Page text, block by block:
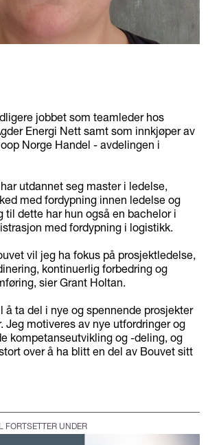
jobbet som teamleder hos
Energi Nett samt som innkjøper av
Norge Handel - avdelingen i
utdannet seg master i ledelse,
med fordypning innen ledelse og
til dette har hun også en bachelor i
med fordypning i logistikk.
vil jeg ha fokus på prosjektledelse,
kontinuerlig forbedring og
sier Grant Holtan.
å ta del i nye og spennende prosjekter
Jeg motiveres av nye utfordringer og
kompetanseutvikling og -deling, og
over å ha blitt en del av Bouvet sitt
FORTSETTER UNDER